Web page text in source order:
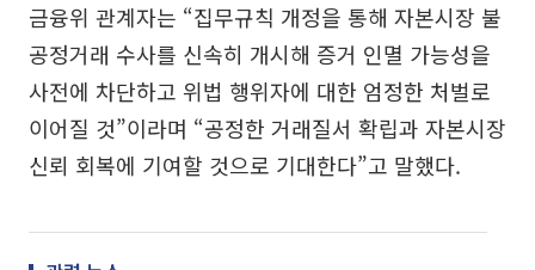
금융위 관계자는 “집무규칙 개정을 통해 자본시장 불
공정거래 수사를 신속히 개시해 증거 인멸 가능성을
사전에 차단하고 위법 행위자에 대한 엄정한 처벌로
이어질 것”이라며 “공정한 거래질서 확립과 자본시장
신뢰 회복에 기여할 것으로 기대한다”고 말했다.